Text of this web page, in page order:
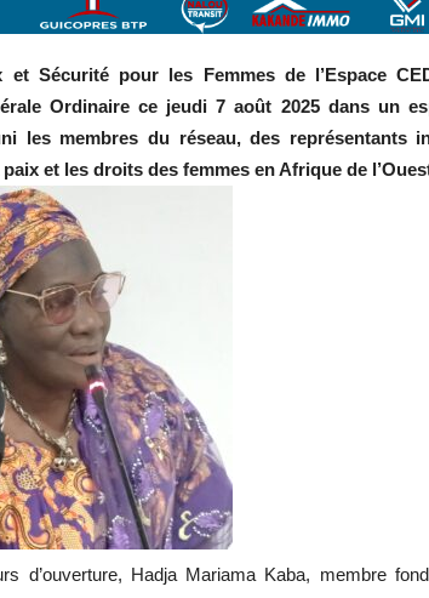
et Sécurité pour les Femmes de l’Espace
Ordinaire ce jeudi 7 août 2025 dans un
les membres du réseau, des représentants
et les droits des femmes en Afrique de
d’ouverture, Hadja Mariama Kaba, membre